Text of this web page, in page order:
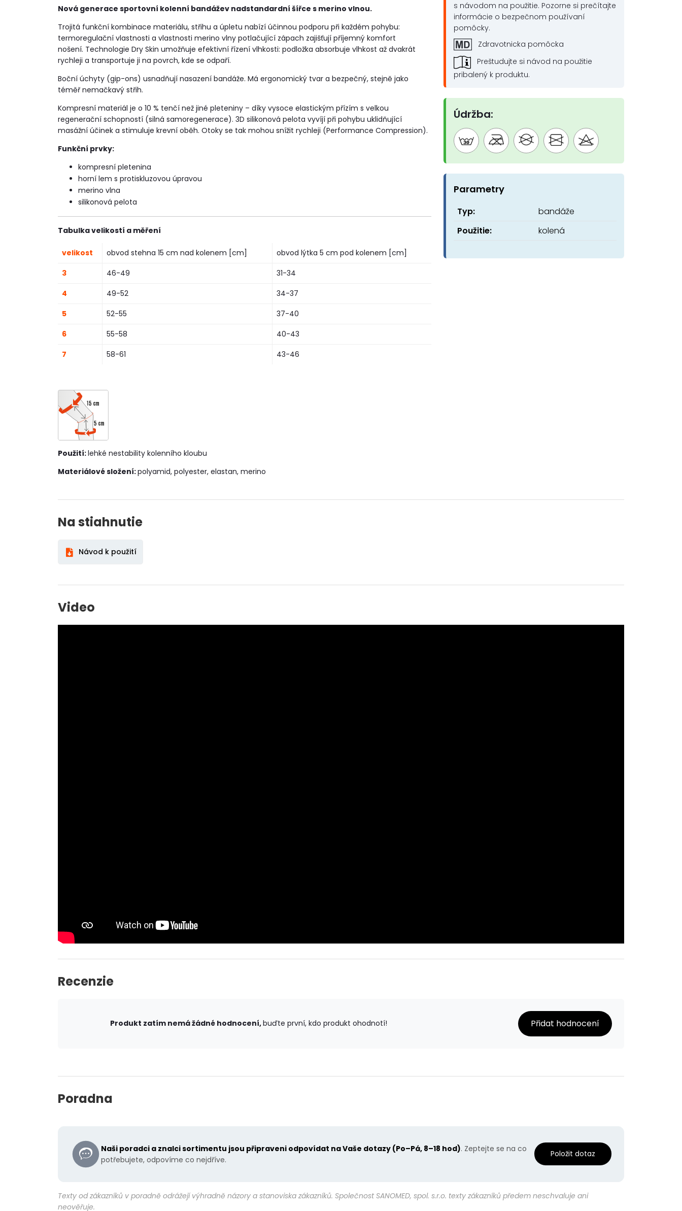
Nová generace sportovní kolenní bandážev nadstandardní šířce s merino vlnou.
Trojitá funkční kombinace materiálu, střihu a úpletu nabízí účinnou podporu při každém pohybu:
termoregulační vlastnosti a vlastnosti merino vlny potlačující zápach zajišťují příjemný komfort
nošení. Technologie Dry Skin umožňuje efektivní řízení vlhkosti: podložka absorbuje vlhkost až dvakrát
rychleji a transportuje ji na povrch, kde se odpaří.
Boční úchyty (gip-ons) usnadňují nasazení bandáže. Má ergonomický tvar a bezpečný, stejně jako
téměř nemačkavý střih.
Kompresní materiál je o 10 % tenčí než jiné pleteniny – díky vysoce elastickým přízím s velkou
regenerační schopností (silná samoregenerace). 3D silikonová pelota vyvíjí při pohybu uklidňující
masážní účinek a stimuluje krevní oběh. Otoky se tak mohou snížit rychleji (Performance Compression).
Funkční prvky:
kompresní pletenina
horní lem s protiskluzovou úpravou
merino vlna
silikonová pelota
Tabulka velikostí a měření
velikost obvod stehna 15 cm nad kolenem [cm]
obvod lýtka 5 cm pod kolenem [cm]
3
46-49
31-34
4
49-52
34-37
5
52-55
37-40
6
55-58
40-43
7
58-61 43-46
Použití:lehké nestability kolenního kloubu
Materiálové složení:polyamid, polyester, elastan, merino
s návodom na použitie. Pozorne si prečítajte
informácie o bezpečnom používaní
pomôcky.
Zdravotnicka pomôcka
Preštudujte si návod na použitie
pribalený k produktu.
Údržba:
Parametry
Typ:
bandáže
Použitie:
kolená
Na stiahnutie
Návod k použití
Video
Recenzie
Produkt zatím nemá žádné hodnocení,buďte první, kdo produkt ohodnotí! Přidat hodnocení
Poradna
Naši poradci a znalci sortimentu jsou připraveni odpovídat na Vaše dotazy (Po–Pá, 8–18 hod). Zeptejte se na co
potřebujete, odpovíme co nejdříve.
Položit dotaz
Texty od zákazníků v poradně odrážejí výhradně názory a stanoviska zákazníků. Společnost SANOMED, spol. s.r.o. texty zákazníků předem neschvaluje ani
neověřuje.